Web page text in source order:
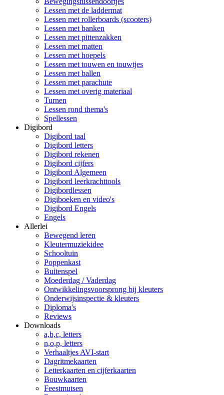
Lessen met de laddermat
Lessen met rollerboards (scooters)
Lessen met banken
Lessen met pittenzakken
Lessen met matten
Lessen met hoepels
Lessen met touwen en touwtjes
Lessen met ballen
Lessen met parachute
Lessen met overig materiaal
Turnen
Lessen rond thema's
Spellessen
Digibord
Digibord taal
Digibord letters
Digibord rekenen
Digibord cijfers
Digibord Algemeen
Digibord leerkrachttools
Digibordlessen
Digiboeken en video's
Digibord Engels
Engels
Allerlei
Bewegend leren
Kleutermuziekidee
Schooltuin
Poppenkast
Buitenspel
Moederdag / Vaderdag
Ontwikkelingsvoorsprong bij kleuters
Onderwijsinspectie & kleuters
Diploma's
Reviews
Downloads
a,b,c, letters
n,o,p, letters
Verhaaltjes AVI-start
Dagritmekaarten
Letterkaarten en cijferkaarten
Bouwkaarten
Feestmutsen